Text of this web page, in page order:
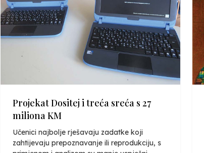
Projekat Dositej i treća sreća s 27
miliona KM
Učenici najbolje rješavaju zadatke koji
zahtijevaju prepoznavanje ili reprodukciju, s